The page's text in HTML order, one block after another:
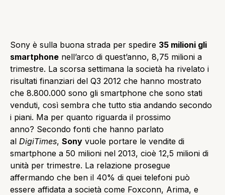
Sony è sulla buona strada per spedire 35 milioni gli
smartphone nell’arco di quest’anno, 8,75 milioni a
trimestre. La scorsa settimana la società ha rivelato i
risultati finanziari del Q3 2012 che hanno mostrato
che 8.800.000 sono gli smartphone che sono stati
venduti, così sembra che tutto stia andando secondo
i piani. Ma per quanto riguarda il prossimo
anno? Secondo fonti che hanno parlato
al DigiTimes, Sony vuole portare le vendite di
smartphone a 50 milioni nel 2013, cioè 12,5 milioni di
unità per trimestre. La relazione prosegue
affermando che ben il 40% di quei telefoni può
essere affidata a società come Foxconn, Arima, e